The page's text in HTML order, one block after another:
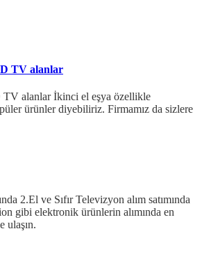
TV alanlar
alanlar İkinci el eşya özellikle
ürünler diyebiliriz. Firmamız da sizlere
2.El ve Sıfır Televizyon alım satımında
gibi elektronik ürünlerin alımında en
ulaşın.